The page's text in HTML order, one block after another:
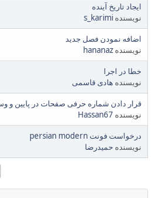
ایجاد تاریخ آینده
نویسنده s_karimi
اضافه نمودن فصل جدید
نویسنده hananaz
خطا در اجرا
نویسنده هادی قاسمی
قرار دادن شماره حرفی صفحات در پایین و
نویسنده Hassan67
درخواست فونت persian modern
نویسنده حمیدرضا